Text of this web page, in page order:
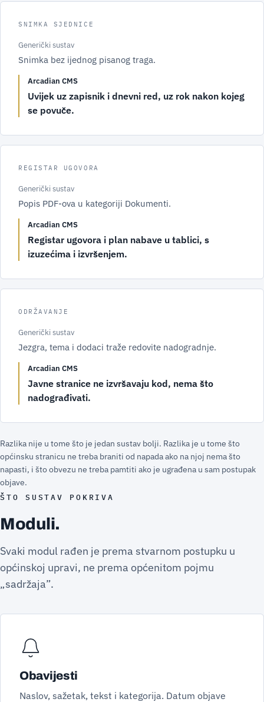
SNIMKA SJEDNICE
Generički sustav
Snimka bez ijednog pisanog traga.
Arcadian CMS
Uvijek uz zapisnik i dnevni red, uz rok nakon kojeg
se povuče.
REGISTAR UGOVORA
Generički sustav
Popis PDF-ova u kategoriji Dokumenti.
Arcadian CMS
Registar ugovora i plan nabave u tablici, s
izuzećima i izvršenjem.
ODRŽAVANJE
Generički sustav
Jezgra, tema i dodaci traže redovite nadogradnje.
Arcadian CMS
Javne stranice ne izvršavaju kod, nema što
nadograđivati.
Razlika nije u tome što je jedan sustav bolji. Razlika je u tome što
općinsku stranicu ne treba braniti od napada ako na njoj nema što
napasti, i što obvezu ne treba pamtiti ako je ugrađena u sam postupak
objave.
ŠTO SUSTAV POKRIVA
Moduli.
Svaki modul rađen je prema stvarnom postupku u
općinskoj upravi, ne prema općenitom pojmu
„sadržaja”.
Obavijesti
Naslov, sažetak, tekst i kategorija. Datum objave